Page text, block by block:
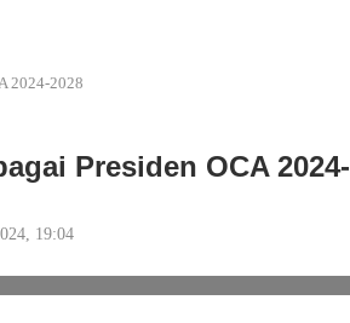
2024-2028
Presiden OCA 2024-
19:04